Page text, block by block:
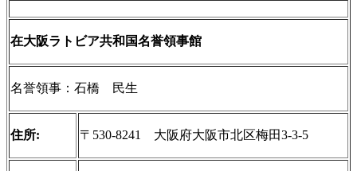
在大阪ラトビア共和国名誉領事館
名誉領事： 石橋 民生
住所: 〒530-8241 大阪府大阪市北区梅田3-3-5